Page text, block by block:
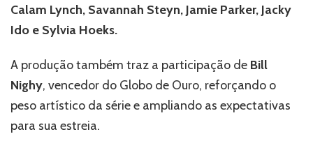
Calam Lynch, Savannah Steyn, Jamie Parker, Jacky
Ido e Sylvia Hoeks.
A produção também traz a participação de Bill
Nighy, vencedor do Globo de Ouro, reforçando o
peso artístico da série e ampliando as expectativas
para sua estreia.